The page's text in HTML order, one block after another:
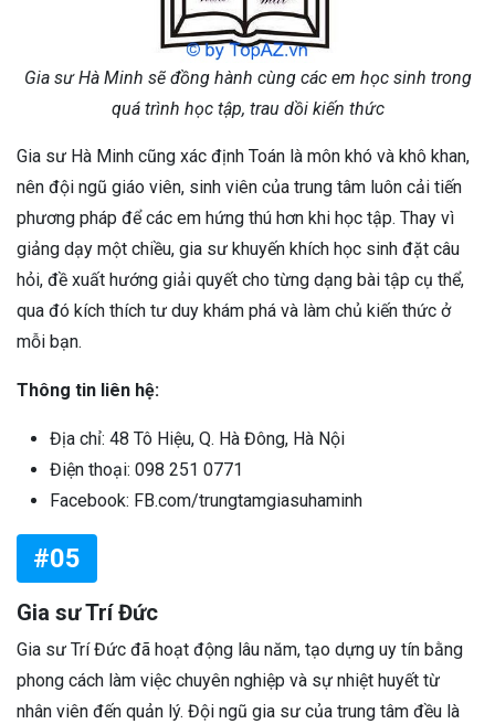
Gia sư Hà Minh sẽ đồng hành cùng các em học sinh trong
quá trình học tập, trau dồi kiến thức
Gia sư Hà Minh cũng xác định Toán là môn khó và khô khan,
nên đội ngũ giáo viên, sinh viên của trung tâm luôn cải tiến
phương pháp để các em hứng thú hơn khi học tập. Thay vì
giảng dạy một chiều, gia sư khuyến khích học sinh đặt câu
hỏi, đề xuất hướng giải quyết cho từng dạng bài tập cụ thể,
qua đó kích thích tư duy khám phá và làm chủ kiến thức ở
mỗi bạn.
Thông tin liên hệ:
Địa chỉ: 48 Tô Hiệu, Q. Hà Đông, Hà Nội
Điện thoại: 098 251 0771
Facebook: FB.com/trungtamgiasuhaminh
#05
Gia sư Trí Đức
Gia sư Trí Đức đã hoạt động lâu năm, tạo dựng uy tín bằng
phong cách làm việc chuyên nghiệp và sự nhiệt huyết từ
nhân viên đến quản lý. Đội ngũ gia sư của trung tâm đều là